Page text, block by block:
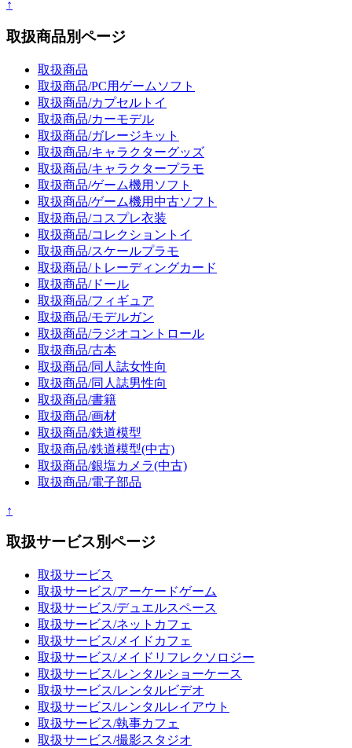
↑
取扱商品別ページ
取扱商品
取扱商品/PC用ゲームソフト
取扱商品/カプセルトイ
取扱商品/カーモデル
取扱商品/ガレージキット
取扱商品/キャラクターグッズ
取扱商品/キャラクタープラモ
取扱商品/ゲーム機用ソフト
取扱商品/ゲーム機用中古ソフト
取扱商品/コスプレ衣装
取扱商品/コレクショントイ
取扱商品/スケールプラモ
取扱商品/トレーディングカード
取扱商品/ドール
取扱商品/フィギュア
取扱商品/モデルガン
取扱商品/ラジオコントロール
取扱商品/古本
取扱商品/同人誌女性向
取扱商品/同人誌男性向
取扱商品/書籍
取扱商品/画材
取扱商品/鉄道模型
取扱商品/鉄道模型(中古)
取扱商品/銀塩カメラ(中古)
取扱商品/電子部品
↑
取扱サービス別ページ
取扱サービス
取扱サービス/アーケードゲーム
取扱サービス/デュエルスペース
取扱サービス/ネットカフェ
取扱サービス/メイドカフェ
取扱サービス/メイドリフレクソロジー
取扱サービス/レンタルショーケース
取扱サービス/レンタルビデオ
取扱サービス/レンタルレイアウト
取扱サービス/執事カフェ
取扱サービス/撮影スタジオ